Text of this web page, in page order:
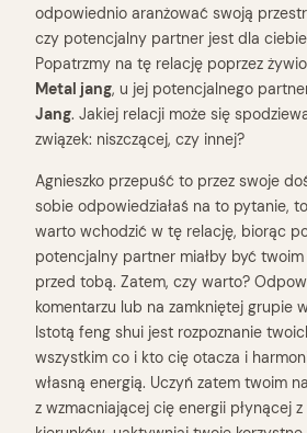
odpowiednio aranżować swoją
czy potencjalny partner jest dla
Popatrzmy na tę relację poprzez
Metal jang, u jej potencjalnego
Jang. Jakiej relacji może się
związek: niszczącej, czy innej?
Agnieszko przepuść to przez swoje
sobie odpowiedziałaś na to pytanie,
warto wchodzić w tę relację, biorąc
potencjalny partner miałby być
przed tobą. Zatem, czy warto?
komentarzu lub na zamkniętej grupie
Istotą feng shui jest rozpoznanie
wszystkim co i kto cię otacza i
własną energią. Uczyń zatem twoim
z wzmacniającej cię energii płynącej